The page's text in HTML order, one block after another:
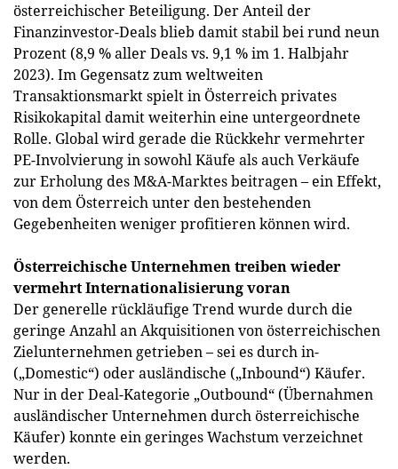
österreichischer Beteiligung. Der Anteil der
Finanzinvestor-Deals blieb damit stabil bei rund neun
Prozent (8,9 % aller Deals vs. 9,1 % im 1. Halbjahr
2023). Im Gegensatz zum weltweiten
Transaktionsmarkt spielt in Österreich privates
Risikokapital damit weiterhin eine untergeordnete
Rolle. Global wird gerade die Rückkehr vermehrter
PE-Involvierung in sowohl Käufe als auch Verkäufe
zur Erholung des M&A-Marktes beitragen – ein Effekt,
von dem Österreich unter den bestehenden
Gegebenheiten weniger profitieren können wird.
Österreichische Unternehmen treiben wieder
vermehrt Internationalisierung voran
Der generelle rückläufige Trend wurde durch die
geringe Anzahl an Akquisitionen von österreichischen
Zielunternehmen getrieben – sei es durch in-
(„Domestic“) oder ausländische („Inbound“) Käufer.
Nur in der Deal-Kategorie „Outbound“ (Übernahmen
ausländischer Unternehmen durch österreichische
Käufer) konnte ein geringes Wachstum verzeichnet
werden.